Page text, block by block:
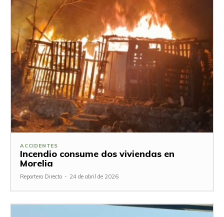
ACCIDENTES
Incendio consume dos viviendas en
Morelia
Reportero Directo - 24 de abril de 2026